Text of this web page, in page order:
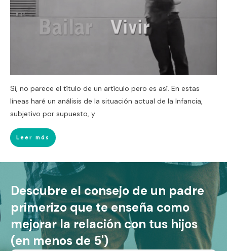
Sí, no parece el título de un artículo pero es así. En estas
líneas haré un análisis de la situación actual de la Infancia,
subjetivo por supuesto, y
Leer más
Descubre el consejo de un padre
primerizo que te enseña como
mejorar la relación con tus hijos
(en menos de 5')